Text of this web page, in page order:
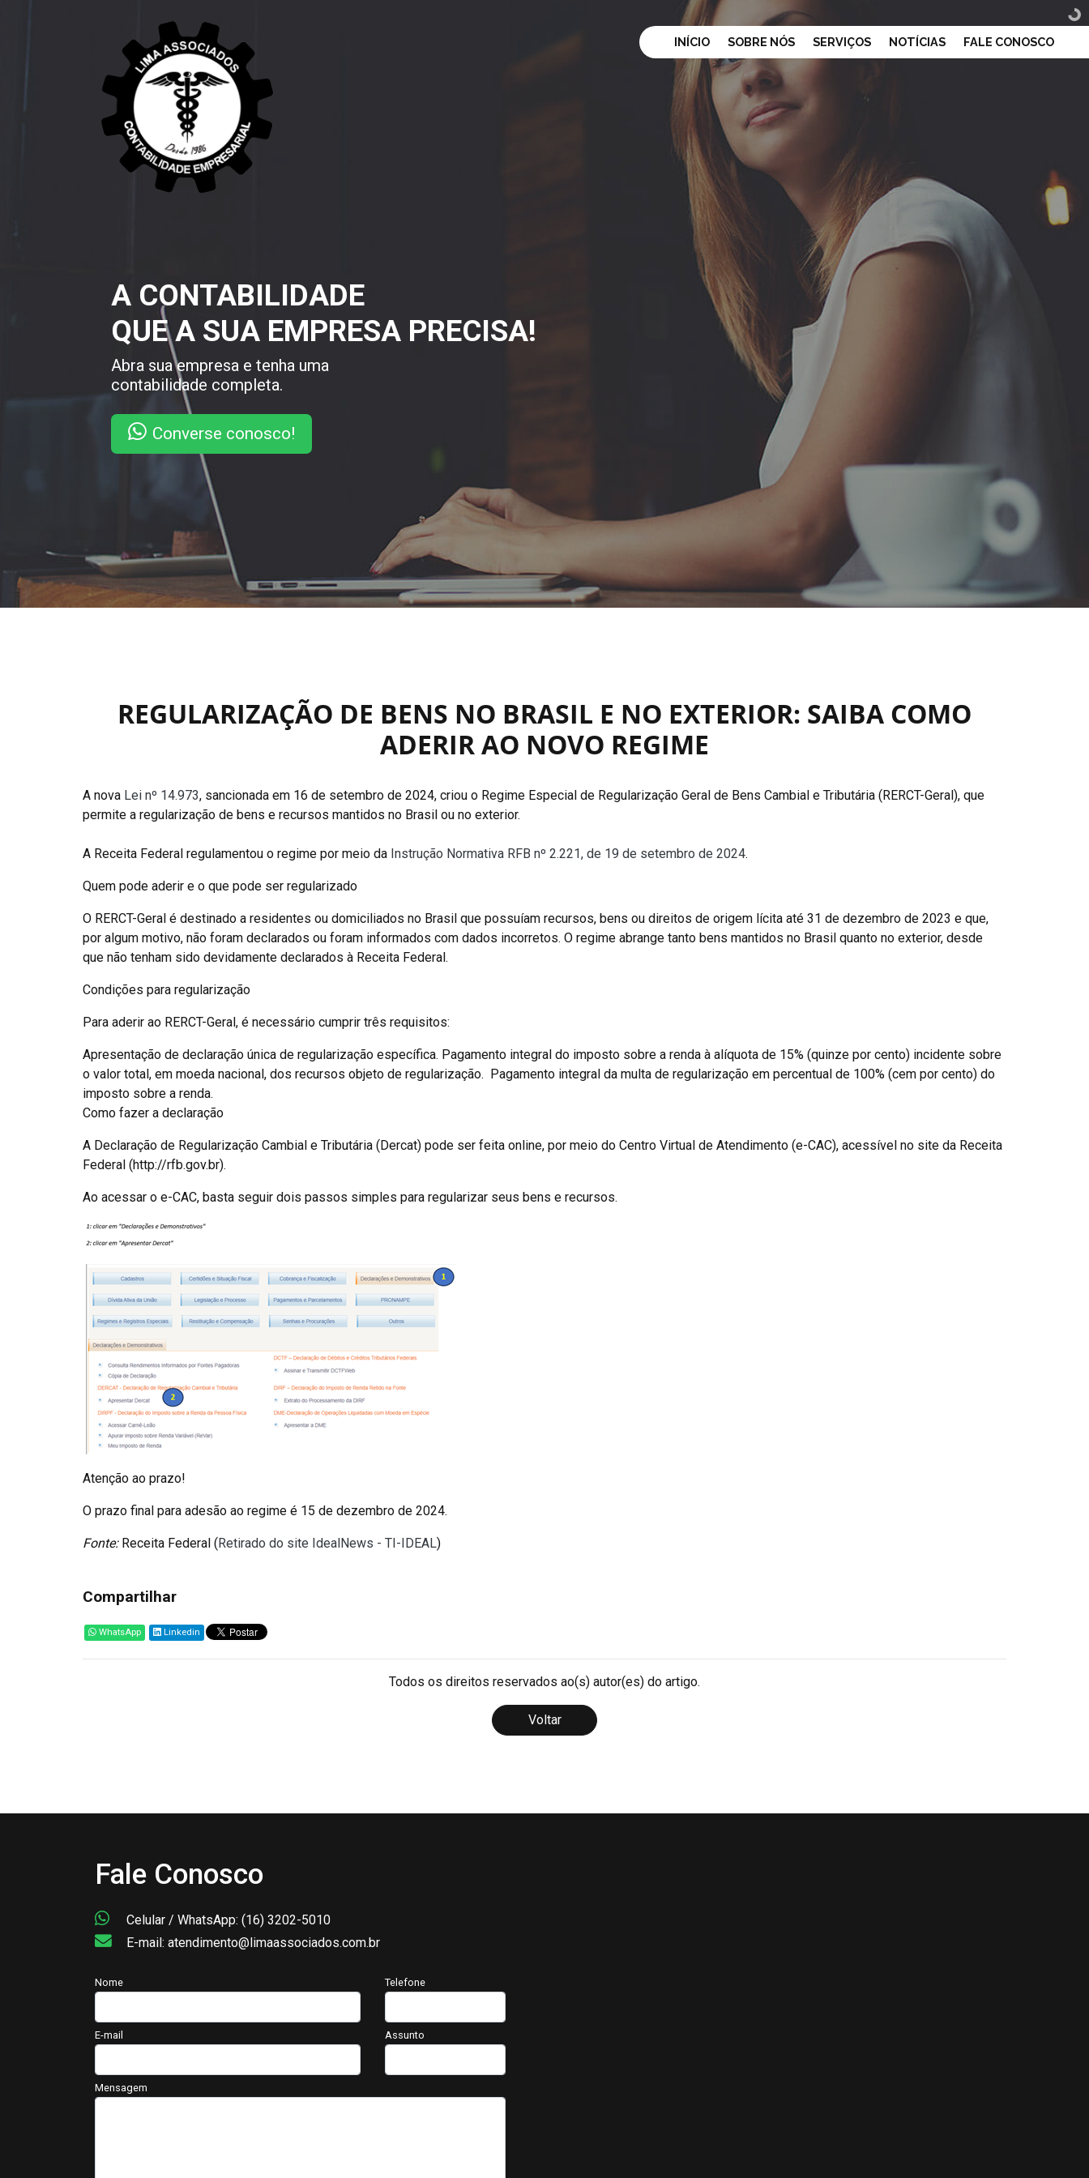
INÍCIO SOBRE NÓS SERVIÇOS NOTÍCIAS FALE CONOSCO
A CONTABILIDADE
QUE A SUA EMPRESA PRECISA!
Abra sua empresa e tenha uma
contabilidade completa.
Converse conosco!
REGULARIZAÇÃO DE BENS NO BRASIL E NO EXTERIOR: SAIBA COMO
ADERIR AO NOVO REGIME
A nova Lei nº 14.973, sancionada em 16 de setembro de 2024, criou o Regime Especial de Regularização Geral de Bens Cambial e Tributária (RERCT-Geral), que
permite a regularização de bens e recursos mantidos no Brasil ou no exterior.
A Receita Federal regulamentou o regime por meio da Instrução Normativa RFB nº 2.221, de 19 de setembro de 2024.
Quem pode aderir e o que pode ser regularizado
O RERCT-Geral é destinado a residentes ou domiciliados no Brasil que possuíam recursos, bens ou direitos de origem lícita até 31 de dezembro de 2023 e que,
por algum motivo, não foram declarados ou foram informados com dados incorretos. O regime abrange tanto bens mantidos no Brasil quanto no exterior, desde
que não tenham sido devidamente declarados à Receita Federal.
Condições para regularização
Para aderir ao RERCT-Geral, é necessário cumprir três requisitos:
Apresentação de declaração única de regularização específica. Pagamento integral do imposto sobre a renda à alíquota de 15% (quinze por cento) incidente sobre
o valor total, em moeda nacional, dos recursos objeto de regularização. Pagamento integral da multa de regularização em percentual de 100% (cem por cento) do
imposto sobre a renda.
Como fazer a declaração
A Declaração de Regularização Cambial e Tributária (Dercat) pode ser feita online, por meio do Centro Virtual de Atendimento (e-CAC), acessível no site da Receita
Federal (http://rfb.gov.br).
Ao acessar o e-CAC, basta seguir dois passos simples para regularizar seus bens e recursos.
Atenção ao prazo!
O prazo final para adesão ao regime é 15 de dezembro de 2024.
Fonte:Receita Federal (Retirado do site IdealNews - TI-IDEAL)
Compartilhar
WhatsApp Linkedin
Todos os direitos reservados ao(s) autor(es) do artigo.
Voltar
Fale Conosco
Celular / WhatsApp: (16) 3202-5010
E-mail: atendimento@limaassociados.com.br
Nome Telefone
E-mail Assunto
Mensagem